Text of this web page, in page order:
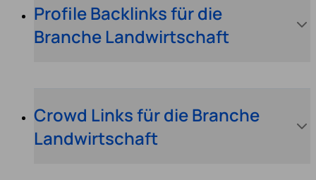
Profile Backlinks für die
Branche Landwirtschaft
Crowd Links für die Branche
Landwirtschaft